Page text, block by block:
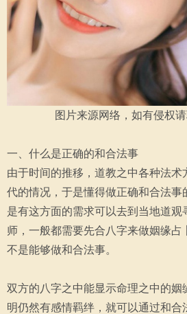
图片来源网络，如有侵权
一、什么是正确的和合法事
由于时间的推移，道教之中各种法术
代的情况，于是懂得做正确和合法事
是有这方面的需求可以去到当地道观
师，一般都需要先合八字来做姻缘占
不是能够做和合法事。
双方的八字之中能显示命理之中的姻
明仍然有感情羁绊，就可以通过和合